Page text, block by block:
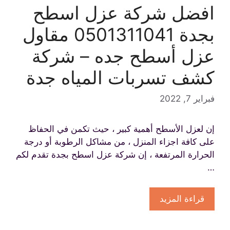
افضل شركة عزل اسطح
بجدة 0501311041 مقاول
عزل أسطح جده – شركة
كشف تسربات المياه جدة
فبراير 7, 2022
إن لعزل الأسطح أهمية كبير ، حيث تكمن في الحفاظ
على كافة اجزاء المنزل ، من مشاكل الرطوبة أو درجة
الحرارة المرتفعة ، إن شركة عزل اسطح بجدة تقدم لكم
…
قراءة المزيد